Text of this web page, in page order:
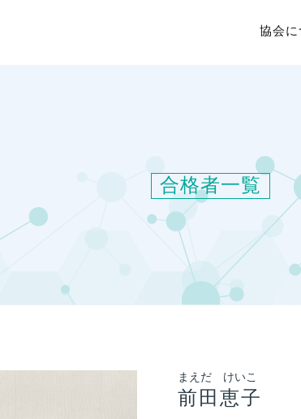
協会に
合格者一覧
まえだ けいこ
前田恵子